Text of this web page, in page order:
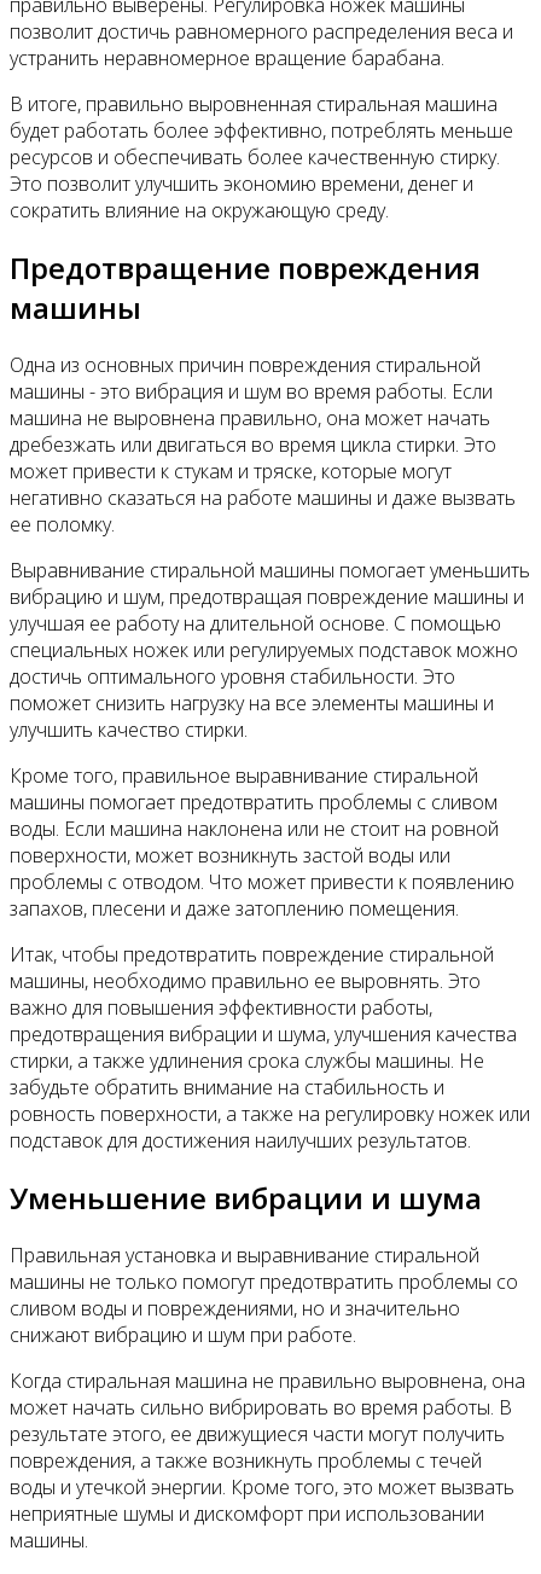
позволит достичь равномерного распределения веса и
устранить неравномерное вращение барабана.
В итоге, правильно выровненная стиральная машина
будет работать более эффективно, потреблять меньше
ресурсов и обеспечивать более качественную стирку.
Это позволит улучшить экономию времени, денег и
сократить влияние на окружающую среду.
Предотвращение повреждения
машины
Одна из основных причин повреждения стиральной
машины - это вибрация и шум во время работы. Если
машина не выровнена правильно, она может начать
дребезжать или двигаться во время цикла стирки. Это
может привести к стукам и тряске, которые могут
негативно сказаться на работе машины и даже вызвать
ее поломку.
Выравнивание стиральной машины помогает уменьшить
вибрацию и шум, предотвращая повреждение машины и
улучшая ее работу на длительной основе. С помощью
специальных ножек или регулируемых подставок можно
достичь оптимального уровня стабильности. Это
поможет снизить нагрузку на все элементы машины и
улучшить качество стирки.
Кроме того, правильное выравнивание стиральной
машины помогает предотвратить проблемы с сливом
воды. Если машина наклонена или не стоит на ровной
поверхности, может возникнуть застой воды или
проблемы с отводом. Что может привести к появлению
запахов, плесени и даже затоплению помещения.
Итак, чтобы предотвратить повреждение стиральной
машины, необходимо правильно ее выровнять. Это
важно для повышения эффективности работы,
предотвращения вибрации и шума, улучшения качества
стирки, а также удлинения срока службы машины. Не
забудьте обратить внимание на стабильность и
ровность поверхности, а также на регулировку ножек или
подставок для достижения наилучших результатов.
Уменьшение вибрации и шума
Правильная установка и выравнивание стиральной
машины не только помогут предотвратить проблемы со
сливом воды и повреждениями, но и значительно
снижают вибрацию и шум при работе.
Когда стиральная машина не правильно выровнена, она
может начать сильно вибрировать во время работы. В
результате этого, ее движущиеся части могут получить
повреждения, а также возникнуть проблемы с течей
воды и утечкой энергии. Кроме того, это может вызвать
неприятные шумы и дискомфорт при использовании
машины.